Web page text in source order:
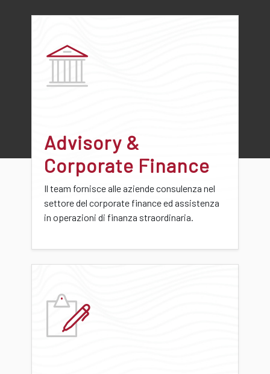
Advisory &
Corporate Finance
Il team fornisce alle aziende consulenza nel
settore del corporate finance ed assistenza
in operazioni di finanza straordinaria.